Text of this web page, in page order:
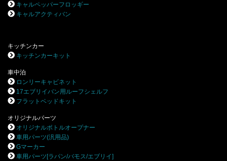
キャルペッパーフロッギー
キャルアクティバン
キッチンカー
キッチンカーキット
車中泊
ロンリーキャビネット
17エブリイバン用ルーフシェルフ
フラットベッドキット
オリジナルパーツ
オリジナルボトルオープナー
車用パーツ(汎用品)
Gマーカー
車用パーツ[ラパン/バモス/エブリイ]